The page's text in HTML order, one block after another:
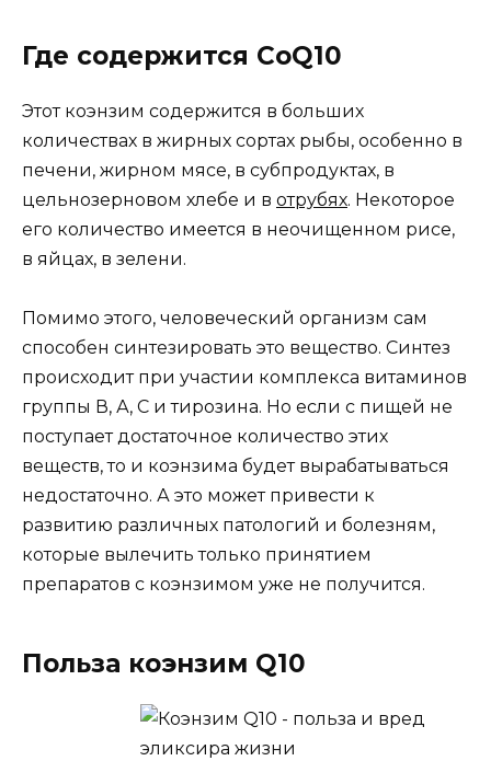
Где содержится CoQ10
Этот коэнзим содержится в больших
количествах в жирных сортах рыбы, особенно в
печени, жирном мясе, в субпродуктах, в
цельнозерновом хлебе и в отрубях. Некоторое
его количество имеется в неочищенном рисе,
в яйцах, в зелени.
Помимо этого, человеческий организм сам
способен синтезировать это вещество. Синтез
происходит при участии комплекса витаминов
группы В, А, С и тирозина. Но если с пищей не
поступает достаточное количество этих
веществ, то и коэнзима будет вырабатываться
недостаточно. А это может привести к
развитию различных патологий и болезням,
которые вылечить только принятием
препаратов с коэнзимом уже не получится.
Польза коэнзим Q10